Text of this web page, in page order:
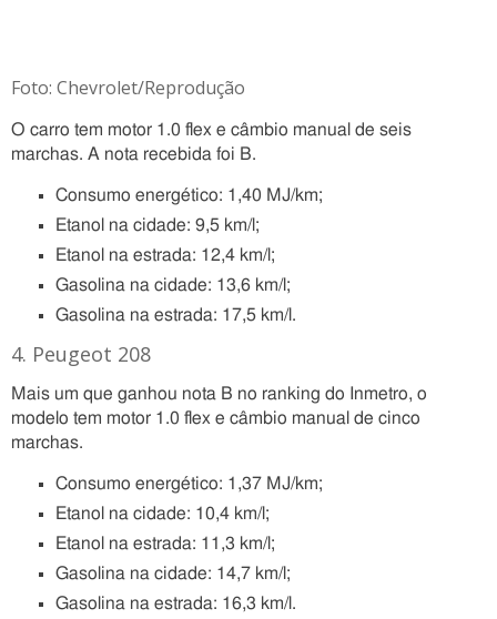
Foto: Chevrolet/Reprodução
O carro tem motor 1.0 flex e câmbio manual de seis
marchas. A nota recebida foi B.
Consumo energético: 1,40 MJ/km;
Etanol na cidade: 9,5 km/l;
Etanol na estrada: 12,4 km/l;
Gasolina na cidade: 13,6 km/l;
Gasolina na estrada: 17,5 km/l.
4. Peugeot 208
Mais um que ganhou nota B no ranking do Inmetro, o
modelo tem motor 1.0 flex e câmbio manual de cinco
marchas.
Consumo energético: 1,37 MJ/km;
Etanol na cidade: 10,4 km/l;
Etanol na estrada: 11,3 km/l;
Gasolina na cidade: 14,7 km/l;
Gasolina na estrada: 16,3 km/l.